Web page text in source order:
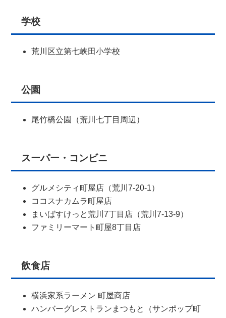
学校
荒川区立第七峡田小学校
公園
尾竹橋公園（荒川七丁目周辺）
スーパー・コンビニ
グルメシティ町屋店（荒川7-20-1）
ココスナカムラ町屋店
まいばすけっと荒川7丁目店（荒川7-13-9）
ファミリーマート町屋8丁目店
飲食店
横浜家系ラーメン 町屋商店
ハンバーグレストランまつもと（サンポップ町